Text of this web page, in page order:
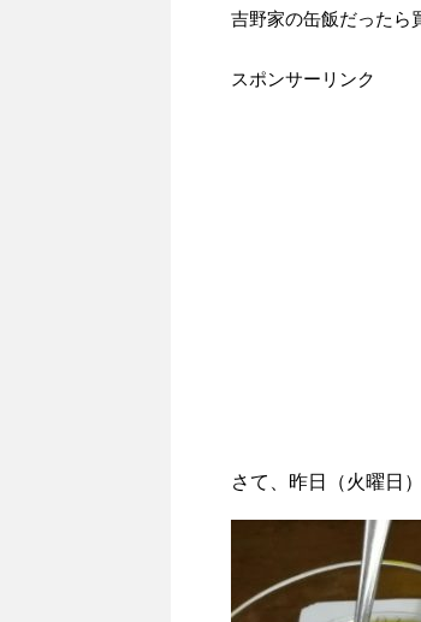
吉野家の缶飯だったら
スポンサーリンク
さて、昨日（火曜日